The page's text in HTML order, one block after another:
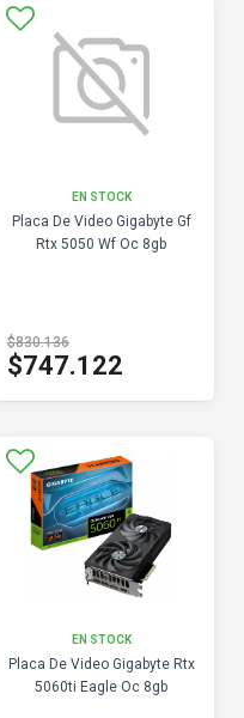
EN STOCK
Placa De Video Gigabyte Gf
Rtx 5050 Wf Oc 8gb
$830.136
$747.122
EN STOCK
Placa De Video Gigabyte Rtx
5060ti Eagle Oc 8gb